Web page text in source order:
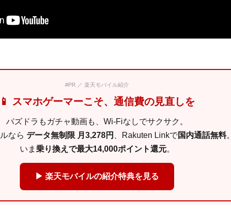
#PR ／ 楽天モバイル紹介
📱 スマホゲーマーこそ、通信費の見直しを
パズドラもガチャ動画も、Wi-Fiなしでサクサク。
なら データ無制限 月3,278円 、Rakuten Linkで国内通話無料。
いま 乗り換えで最大14,000ポイント還元。
▶ 楽天モバイルの紹介特典を見る